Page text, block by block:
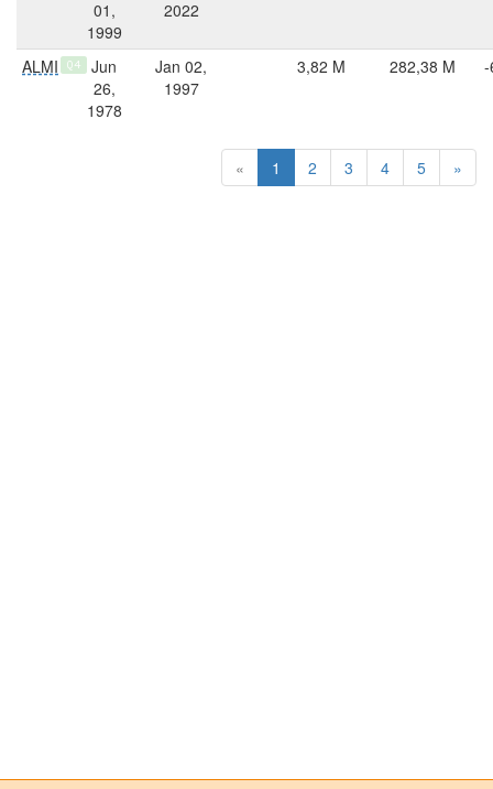
01,
1999
2022
ALMI Q4
Jun
26,
1978
Jan 02,
1997
3,82 M 282,38 M -
« 1 2 3 4 5 »